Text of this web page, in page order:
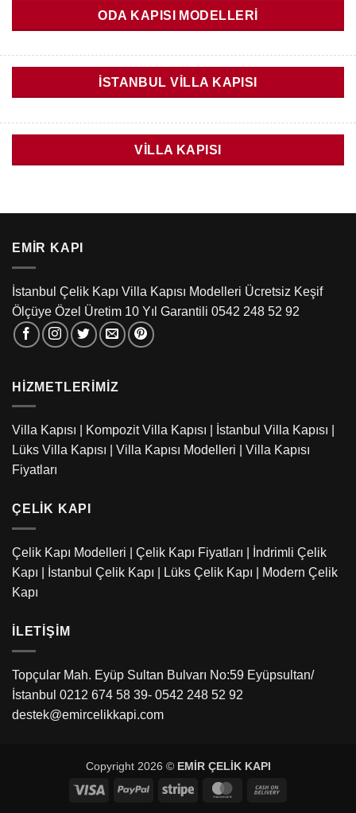
ODA KAPISI MODELLERI
İSTANBUL VILLA KAPISI
VILLA KAPISI
EMIR KAPI
İstanbul Çelik Kapı Villa Kapısı Modelleri Ücretsiz Keşif
Ölçüye Özel Üretim 10 Yıl Garantili 0542 248 52 92
HIZMETLERIMIZ
Villa Kapısı Kompozit Villa Kapısı İstanbul Villa Kapısı
Lüks Villa Kapısı
Villa Kapısı Modelleri
Villa Kapısı
Fiyatları
ÇELIK KAPI
Çelik Kapı Modelleri Çelik Kapı Fiyatları
İndrimli Çelik
Kapı
İstanbul Çelik Kapı Lüks Çelik Kapı
Modern Çelik
Kapı
İLETIŞIM
Topçular Mah. Eyüp Sultan Bulvarı No:59 Eyüpsultan/
İstanbul 0212 674 58 39- 0542 248 52 92
destek@emircelikkapi.com
Copyright 2026 © EMİR ÇELİK KAPI
Visa
PayPal Stripe MasterCard